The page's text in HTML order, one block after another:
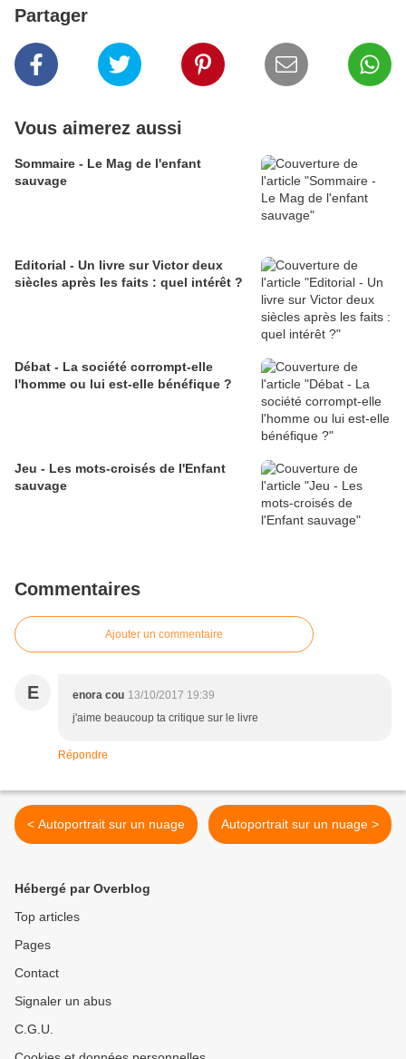
Partager
Vous aimerez aussi
Sommaire - Le Mag de l'enfant
sauvage
Editorial - Un livre sur Victor deux
siècles après les faits : quel intérêt ?
Débat - La société corrompt-elle
l'homme ou lui est-elle bénéfique ?
Jeu - Les mots-croisés de l'Enfant
sauvage
Commentaires
Ajouter un commentaire
E enora cou 13/10/2017 19:39
j'aime beaucoup ta critique sur le livre
Répondre
< Autoportrait sur un nuage Autoportrait sur un nuage >
Hébergé par Overblog
Top articles
Pages
Contact
Signaler un abus
C.G.U.